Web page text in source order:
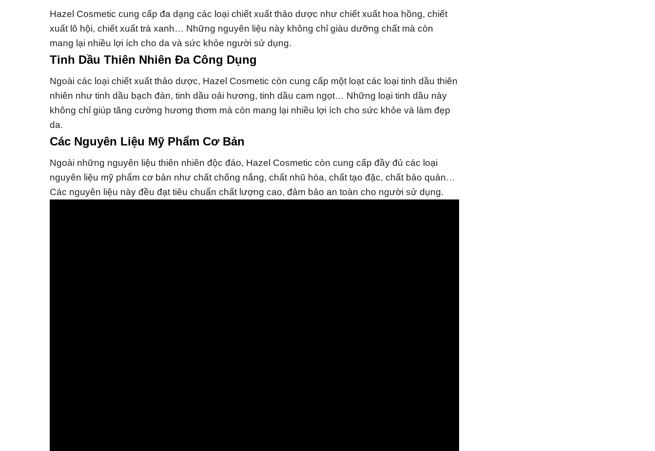
Hazel Cosmetic cung cấp đa dạng các loại chiết xuất thảo dược như chiết xuất hoa hồng, chiết
xuất lô hội, chiết xuất trà xanh… Những nguyên liệu này không chỉ giàu dưỡng chất mà còn
mang lại nhiều lợi ích cho da và sức khỏe người sử dụng.
Tinh Dầu Thiên Nhiên Đa Công Dụng
Ngoài các loại chiết xuất thảo dược, Hazel Cosmetic còn cung cấp một loạt các loại tinh dầu thiên
nhiên như tinh dầu bạch đàn, tinh dầu oải hương, tinh dầu cam ngọt… Những loại tinh dầu này
không chỉ giúp tăng cường hương thơm mà còn mang lại nhiều lợi ích cho sức khỏe và làm đẹp
da.
Các Nguyên Liệu Mỹ Phẩm Cơ Bản
Ngoài những nguyên liệu thiên nhiên độc đáo, Hazel Cosmetic còn cung cấp đầy đủ các loại
nguyên liệu mỹ phẩm cơ bản như chất chống nắng, chất nhũ hóa, chất tạo đặc, chất bảo quản…
Các nguyên liệu này đều đạt tiêu chuẩn chất lượng cao, đảm bảo an toàn cho người sử dụng.